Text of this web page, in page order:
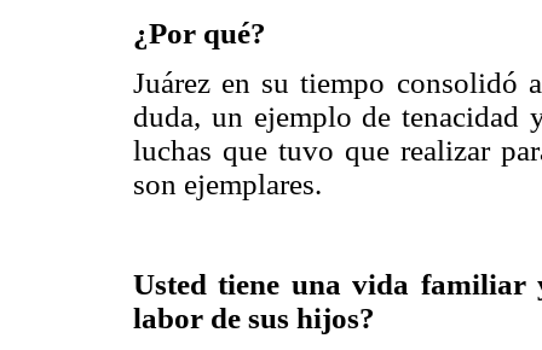
¿Por qué?
Juárez en su tiempo
duda, un ejemplo de tenacidad
luchas que tuvo que realizar
son ejemplares.
Usted tiene una vida familiar
labor de sus hijos?